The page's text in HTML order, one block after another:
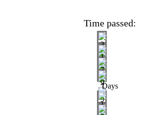
Time passed:
Days